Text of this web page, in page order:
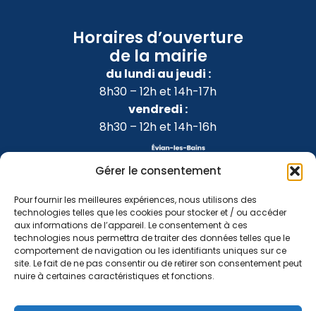
Gérer le consentement
Pour fournir les meilleures expériences, nous utilisons des
technologies telles que les cookies pour stocker et / ou accéder
aux informations de l’appareil. Le consentement à ces
technologies nous permettra de traiter des données telles que le
comportement de navigation ou les identifiants uniques sur ce
site. Le fait de ne pas consentir ou de retirer son consentement peut
nuire à certaines caractéristiques et fonctions.
Horaires d’ouverture
de la mairie
du lundi au jeudi :
8h30 – 12h et 14h-17h
vendredi :
8h30 – 12h et 14h-16h